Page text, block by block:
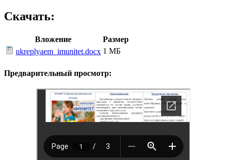
Скачать:
Вложение
Размер
ukreplyaem_imunitet.docx 1 МБ
Предварительный просмотр: